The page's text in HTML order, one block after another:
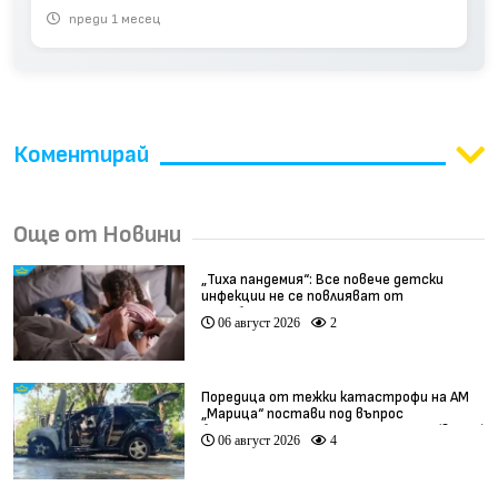
преди 1 месец
Коментирай
Още от Новини
„Тиха пандемия“: Все повече детски
инфекции не се повлияват от
антибиотици
06 август 2026 2
Поредица от тежки катастрофи на АМ
„Марица“ постави под въпрос
безопасността по магистралата (видео)
06 август 2026 4